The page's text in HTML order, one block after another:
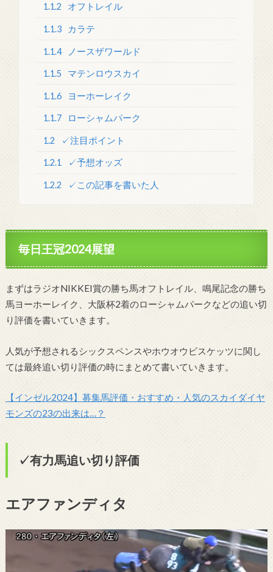
1.1.2 オフトレイル
1.1.3 カラテ
1.1.4 ノースザワールド
1.1.5 マテンロウスカイ
1.1.6 ヨーホーレイク
1.1.7 ローシャムパーク
1.2 ✓注目ポイント
1.2.1 ✓予想オッズ
1.2.2 ✓この記事を書いた人
毎日王冠2024展望
まずはラジオNIKKEI賞の勝ち馬オフトレイル、鳴尾記念の勝ち
馬ヨーホーレイク、大阪杯2着のローシャムパークなどの追い切
り評価を書いていきます。
人気が予想されるシックスペンスやホウオウビスケッツに関し
ては最終追い切り評価の時にまとめて書いていきます。
【インゼル2024】募集馬評価・おすすめ・人気のスカイダイヤ
モンズの23の出来は…？
✓有力馬追い切り評価
エアファンディタ